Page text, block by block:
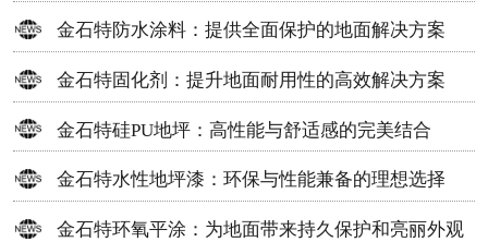
方案
金石特防水涂料：提供全面保护的地面解决方案
金石特固化剂：提升地面耐用性的高效解决方案
金石特硅PU地坪：高性能与舒适感的完美结合
金石特水性地坪漆：环保与性能兼备的理想选择
金石特环氧平涂：为地面带来持久保护和亮丽外观